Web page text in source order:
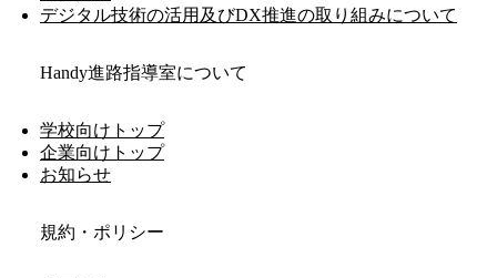
デジタル技術の活用及びDX推進の取り組みについて
Handy進路指導室について
学校向けトップ
企業向けトップ
お知らせ
規約・ポリシー